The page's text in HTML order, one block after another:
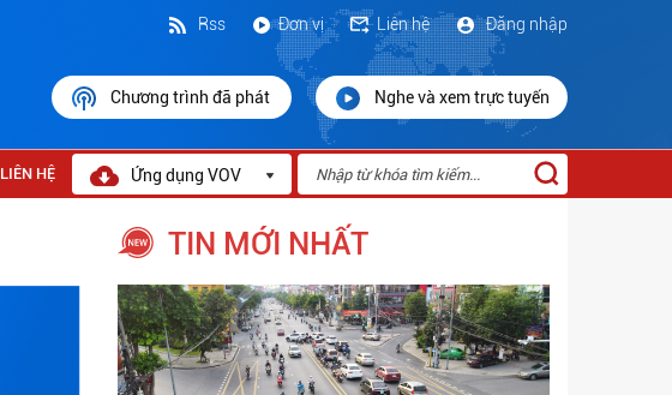
Đăng nhập
Liên hệ
Đơn vị
Rss
Chương trình đã phát Nghe và xem trực tuyến
LIÊN HỆ Ứng dụng VOV
TIN MỚI NHẤT